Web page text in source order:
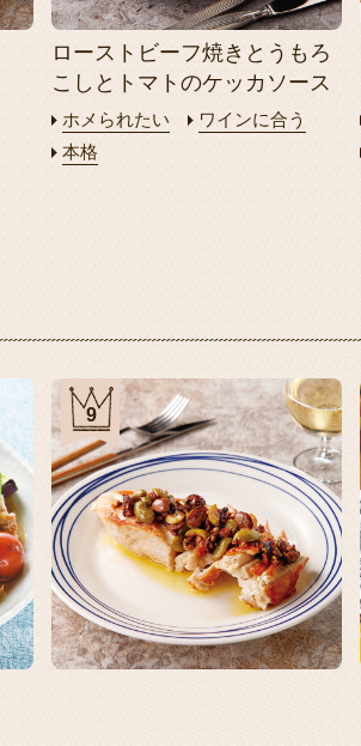
ローストビーフ焼きとうもろ
こしとトマトのケッカソース
ホメられたい
ワインに合う
本格
9